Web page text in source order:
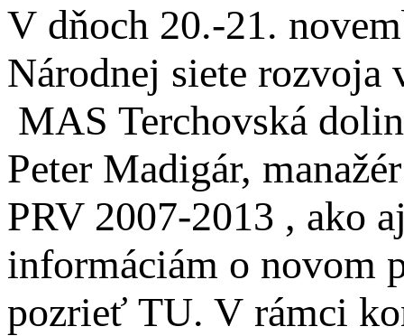
V dňoch 20.-21.
Národnej siete rozvoja
MAS Terchovská
Peter Madigár,
PRV 2007-2013 , ako
informáciám o novom
pozrieť TU. V rámci